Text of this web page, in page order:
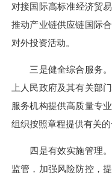
对接国际高标准经济贸
推动产业链供应链国际
对外投资活动。
三是健全综合服务。
上人民政府及其有关部
服务机构提供高质量专
组织按照章程提供有关
四是有效实施管理。
监管，加强风险防控，